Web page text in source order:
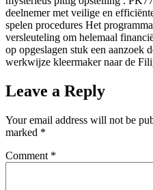
deelnemer met veilige en
spelen procedures Het
versleuteling om helemaal
op opgeslagen stuk een aanzoek
werkwijze kleermaker naar de
Leave a Reply
Your email address will not be
marked *
Comment *